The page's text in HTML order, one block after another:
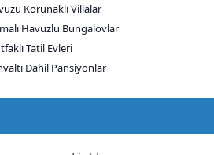
Korunaklı Villalar
Havuzlu Bungalovlar
Tatil Evleri
Dahil Pansiyonlar